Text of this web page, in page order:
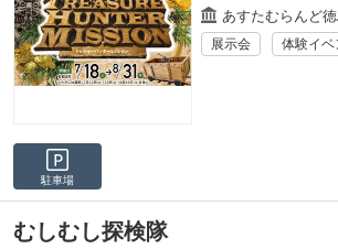
あすたむらんど
展示会 体験イベ
駐車場
むしむし探検隊